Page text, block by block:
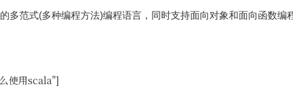
多范式(多种编程方法)编程语言，同时支持面向对象和面向函数编
使用scala"]